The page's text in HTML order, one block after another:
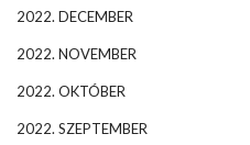
2022. DECEMBER
2022. NOVEMBER
2022. OKTÓBER
2022. SZEPTEMBER